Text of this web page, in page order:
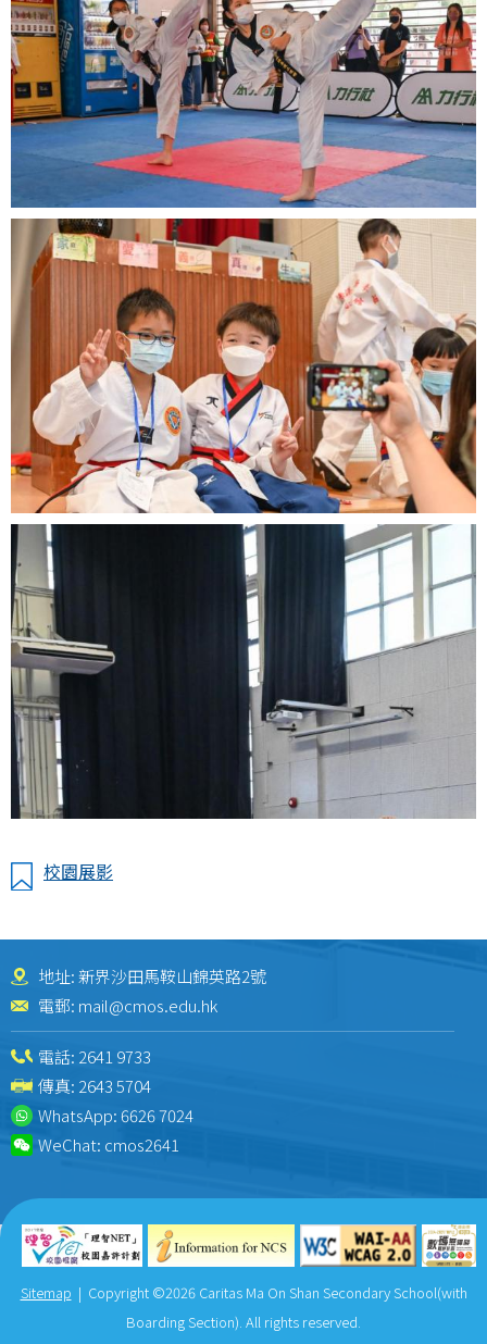
校園展影
地址: 新界沙田馬鞍山錦英路2號
電郵: mail@cmos.edu.hk
電話: 2641 9733
傳真: 2643 5704
WhatsApp:6626 7024
WeChat: cmos2641
Sitemap | Copyright ©2026 Caritas Ma On Shan Secondary School(with
Boarding Section). All rights reserved.